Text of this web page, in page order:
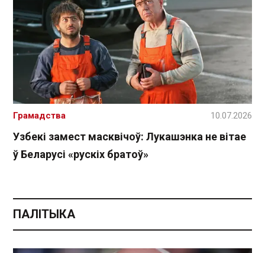
Узбекі замест масквічоў: Лукашэнка не вітае
ў Беларусі «рускіх братоў»
Грамадства 10.07.2026
ПАЛІТЫКА